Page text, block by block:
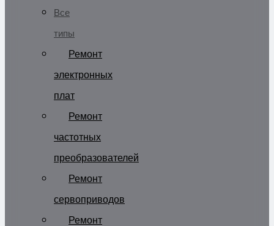
Все
типы
Ремонт
электронных
плат
Ремонт
частотных
преобразователей
Ремонт
сервоприводов
Ремонт